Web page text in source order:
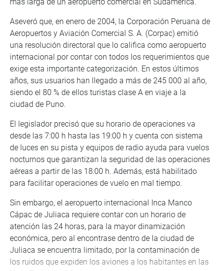
Aseveró que, en enero de 2004, la Corporación Peruana de
Aeropuertos y Aviación Comercial S. A. (Corpac) emitió
una resolución directoral que lo califica como aeropuerto
internacional por contar con todos los requerimientos que
exige esta importante categorización. En estos últimos
años, sus usuarios han llegado a más de 245 000 al año,
siendo el 80 % de ellos turistas clase A en viaje a la
ciudad de Puno.
El legislador precisó que su horario de operaciones va
desde las 7:00 h hasta las 19:00 h y cuenta con sistema
de luces en su pista y equipos de radio ayuda para vuelos
nocturnos que garantizan la seguridad de las operaciones
aéreas a partir de las 18:00 h. Además, está habilitado
para facilitar operaciones de vuelo en mal tiempo.
Sin embargo, el aeropuerto internacional Inca Manco
Cápac de Juliaca requiere contar con un horario de
atención las 24 horas, para la mayor dinamización
económica, pero al encontrase dentro de la ciudad de
Juliaca se encuentra limitado, por la contaminación de
los ruidos que expiden los aviones a los habitantes en las